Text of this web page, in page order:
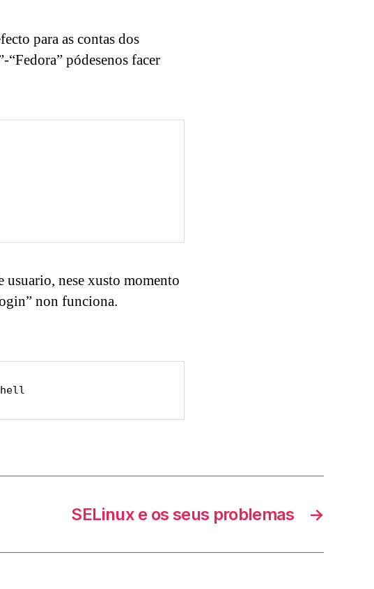
para as contas dos
pódesenos facer
usuario, nese xusto momento
non funciona.
→
SELinux e os seus problemas